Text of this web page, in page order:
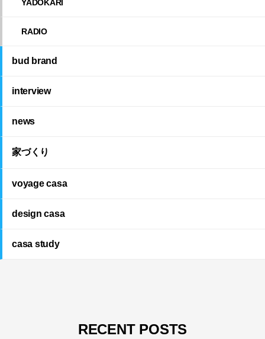
YADOKARI
RADIO
bud brand
interview
news
家づくり
voyage casa
design casa
casa study
RECENT POSTS